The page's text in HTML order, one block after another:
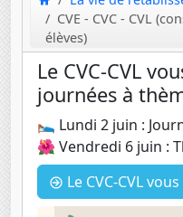
CVE - CVC - CVL
élèves)
Le CVC-CVL
journées à
🛌 Lundi 2 juin :
🌺 Vendredi 6 juin :
Le CVC-CVL vous